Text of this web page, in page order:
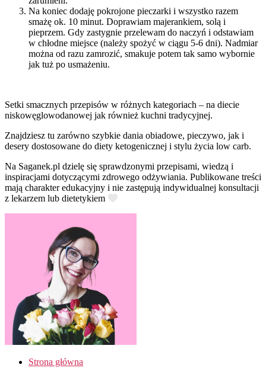
Na koniec dodaję pokrojone pieczarki i wszystko razem
smażę ok. 10 minut. Doprawiam majerankiem, solą i
pieprzem. Gdy zastygnie przelewam do naczyń i odstawiam
w chłodne miejsce (należy spożyć w ciągu 5-6 dni). Nadmiar
można od razu zamrozić, smakuje potem tak samo wybornie
jak tuż po usmażeniu.
Setki smacznych przepisów w różnych kategoriach – na diecie
niskowęglowodanowej jak również kuchni tradycyjnej.
Znajdziesz tu zarówno szybkie dania obiadowe, pieczywo, jak i
desery dostosowane do diety ketogenicznej i stylu życia low carb.
Na Saganek.pl dzielę się sprawdzonymi przepisami, wiedzą i
inspiracjami dotyczącymi zdrowego odżywiania. Publikowane treści
mają charakter edukacyjny i nie zastępują indywidualnej konsultacji
z lekarzem lub dietetykiem
Strona główna